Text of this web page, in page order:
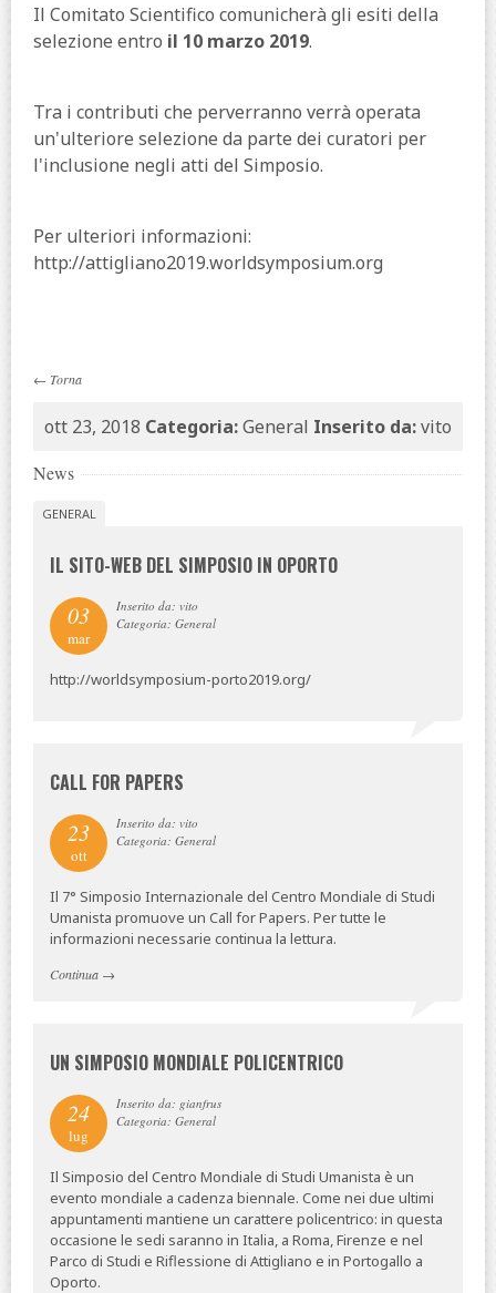
Il Comitato Scientifico comunicherà gli esiti della
selezione entro il 10 marzo 2019.
Tra i contributi che perverranno verrà operata
un'ulteriore selezione da parte dei curatori per
l'inclusione negli atti del Simposio.
Per ulteriori informazioni:
http://attigliano2019.worldsymposium.org
← Torna
ott 23, 2018 Categoria:General Inserito da:vito
News
GENERAL
IL SITO-WEB DEL SIMPOSIO IN OPORTO
03
mar
Inserito da: vito
Categoria: General
http://worldsymposium-porto2019.org/
CALL FOR PAPERS
23
ott
Inserito da: vito
Categoria: General
Il 7° Simposio Internazionale del Centro Mondiale di Studi
Umanista promuove un Call for Papers. Per tutte le
informazioni necessarie continua la lettura.
Continua →
UN SIMPOSIO MONDIALE POLICENTRICO
24
lug
Inserito da: gianfrus
Categoria: General
Il Simposio del Centro Mondiale di Studi Umanista è un
evento mondiale a cadenza biennale. Come nei due ultimi
appuntamenti mantiene un carattere policentrico: in questa
occasione le sedi saranno in Italia, a Roma, Firenze e nel
Parco di Studi e Riflessione di Attigliano e in Portogallo a
Oporto.